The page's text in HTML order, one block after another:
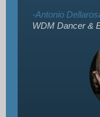
-Antonio
WDM Dancer &